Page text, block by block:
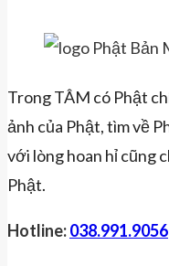
Trong TÂM có Phật
ảnh của Phật, tìm về
với lòng hoan hỉ cũng
Phật.
Hotline:038.991.9056